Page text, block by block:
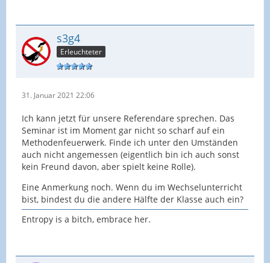
s3g4
Erleuchteter
31. Januar 2021 22:06
Ich kann jetzt für unsere Referendare sprechen. Das
Seminar ist im Moment gar nicht so scharf auf ein
Methodenfeuerwerk. Finde ich unter den Umständen
auch nicht angemessen (eigentlich bin ich auch sonst
kein Freund davon, aber spielt keine Rolle).
Eine Anmerkung noch. Wenn du im Wechselunterricht
bist, bindest du die andere Hälfte der Klasse auch ein?
Entropy is a bitch, embrace her.